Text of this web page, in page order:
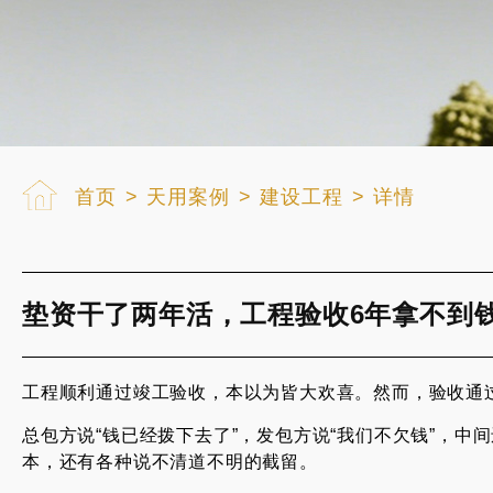
首页 > 天用案例 > 建设工程 > 详情
垫资干了两年活，工程验收6年拿不到
工程顺利通过竣工验收，本以为皆大欢喜。然而，验收通
总包方说“钱已经拨下去了”，发包方说“我们不欠钱”，
本，还有各种说不清道不明的截留。